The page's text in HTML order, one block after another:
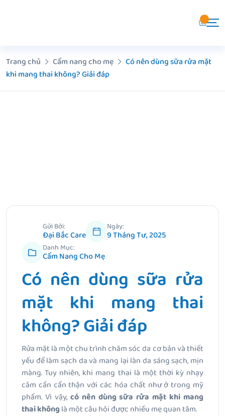
Trang chủ
Cẩm nang cho mẹ
Có nên dùng sữa rửa mặt
khi mang thai không? Giải đáp
Gửi Bởi:
Đại Bắc Care
Ngày:
9 Tháng Tư, 2025
Danh Mục:
Cẩm Nang Cho Mẹ
Có nên dùng sữa rửa
mặt khi mang thai
không? Giải đáp
Rửa mặt là một chu trình chăm sóc da cơ bản và thiết
yếu để làm sạch da và mang lại làn da sáng sạch, mịn
màng. Tuy nhiên, khi mang thai là một thời kỳ nhạy
cảm cần cẩn thận với các hóa chất như ở trong mỹ
phẩm. Vì vậy, có nên dùng sữa rửa mặt khi mang
thai không là một câu hỏi được nhiều mẹ quan tâm.